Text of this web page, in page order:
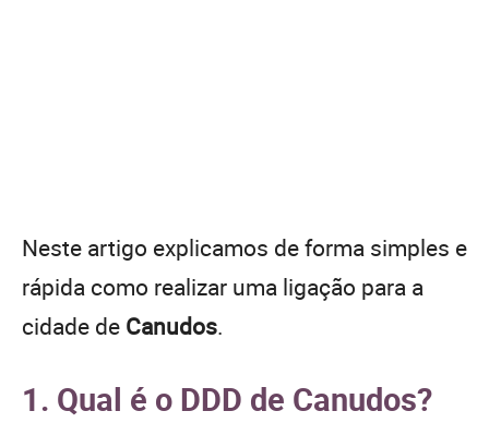
Neste artigo explicamos de forma simples e
rápida como realizar uma ligação para a
cidade de Canudos.
1. Qual é o DDD de Canudos?